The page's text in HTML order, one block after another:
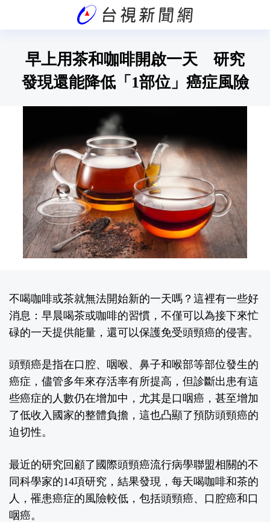
早上用茶和咖啡開啟一天 研究
發現還能降低「1部位」癌症風險
不喝咖啡或茶就無法開始新的一天嗎？這裡有一些好
消息：早晨喝茶或咖啡的習慣，不僅可以為接下來忙
碌的一天提供能量，還可以保護免受頭頸癌的侵害。
頭頸癌是指在口腔、咽喉、鼻子和喉部等部位發生的
癌症，儘管多年來存活率有所提高，但診斷出患有這
些癌症的人數仍在增加中，尤其是口咽癌，甚至增加
了低收入國家的整體負擔，這也凸顯了預防頭頸癌的
迫切性。
最近的研究回顧了國際頭頸癌流行病學聯盟相關的不
同科學家的14項研究，結果發現，每天喝咖啡和茶的
人，罹患癌症的風險較低，包括頭頸癌、口腔癌和口
咽癌。